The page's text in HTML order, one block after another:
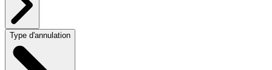
Type d'annulation